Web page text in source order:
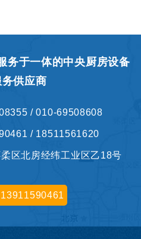
务于一体的中央厨房设备
供应商
/ 010-69508608
/ 18511561620
区北房经纬工业区乙18号